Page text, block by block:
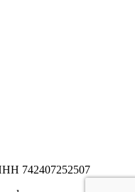
742407252507